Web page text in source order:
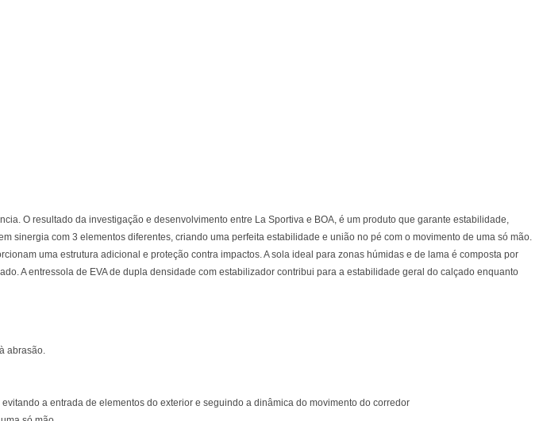
O resultado da investigação e desenvolvimento entre La Sportiva e BOA, é um produto que garante estabilidade,
sinergia com 3 elementos diferentes, criando uma perfeita estabilidade e união no pé com o movimento de uma só mão.
uma estrutura adicional e proteção contra impactos. A sola ideal para zonas húmidas e de lama é composta por
A entressola de EVA de dupla densidade com estabilizador contribui para a estabilidade geral do calçado enquanto
abrasão.
a entrada de elementos do exterior e seguindo a dinâmica do movimento do corredor